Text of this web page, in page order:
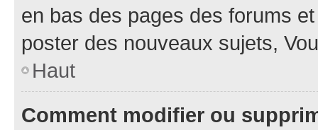
en bas des pages des forums
poster des nouveaux sujets,
Haut
Comment modifier ou